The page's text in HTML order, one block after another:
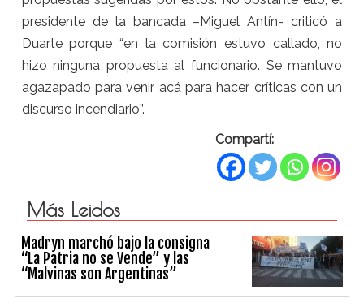
presidente de la bancada –Miguel Antín- criticó a
Duarte porque “en la comisión estuvo callado, no
hizo ninguna propuesta al funcionario. Se mantuvo
agazapado para venir acá para hacer críticas con un
discurso incendiario”.
Compartí:
Más Leidos
Madryn marchó bajo la consigna
“La Patria no se Vende” y las
“Malvinas son Argentinas”